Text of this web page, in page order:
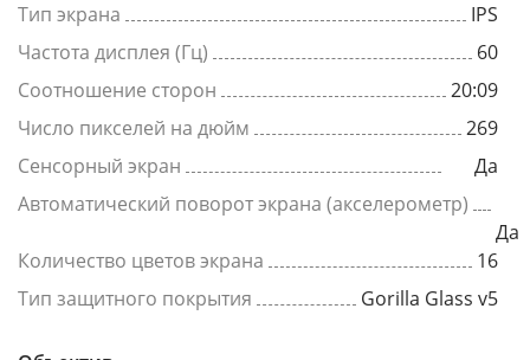
Тип экрана
IPS
Частота дисплея (Гц)
60
Соотношение сторон
20:09
Число пикселей на дюйм
269
Сенсорный экран
Да
Автоматический поворот экрана (акселерометр)
Да
Количество цветов экрана
16
Тип защитного покрытия
Gorilla Glass v5